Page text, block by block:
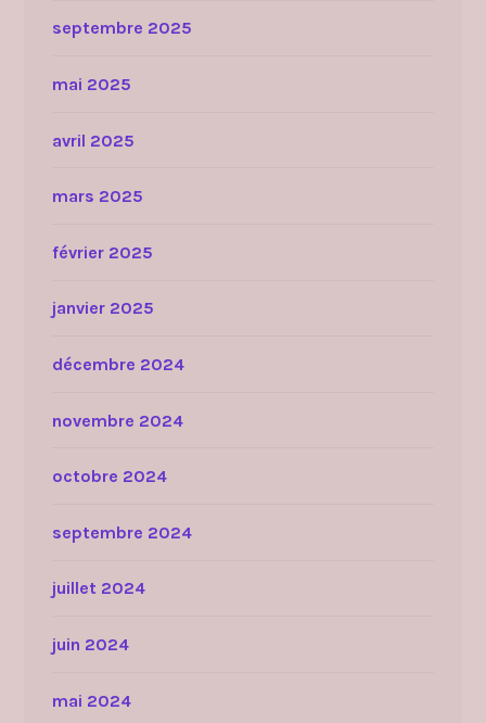
septembre 2025
mai 2025
avril 2025
mars 2025
février 2025
janvier 2025
décembre 2024
novembre 2024
octobre 2024
septembre 2024
juillet 2024
juin 2024
mai 2024